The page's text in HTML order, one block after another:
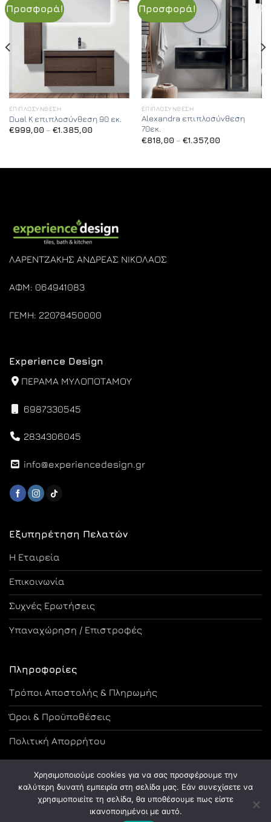
Προσφορά!
ΕΠΙΠΛΟΣΎΝΘΕΣΗ
Dual K επιπλοσύνθεση 90 εκ.
€999,00 – €1.385,00Price
Προσφορά!
ΕΠΙΠΛΟΣΎΝΘΕΣΗ
Alexandra επιπλοσύνθεση
70εκ.
€818,00 – €1.357,00Price
€1.357,00
ΛΑΡΕΝΤΖΑΚΗΣ ΑΝΔΡΕΑΣ ΝΙΚΟΛΑΟΣ
ΑΦΜ: 064941083
ΓΕΜΗ: 22078450000
Εξυπηρέτηση Πελατών
Η Εταιρεία
Επικοινωνία
Συχνές Ερωτήσεις
Υπαναχώρηση / Επιστροφές
Πληροφορίες
Τρόποι Αποστολής & Πληρωμής
Όροι & Προϋποθέσεις
Πολιτική Απορρήτου
Experience Design
ΠΕΡΑΜΑ ΜΥΛΟΠΟΤΑΜΟΥ
6987330545
2834306045
info@experiencedesign.gr
Designed and Developed by Tsama Graphics
Χρησιμοποιούμε cookies για να σας προσφέρουμε την
καλύτερη δυνατή εμπειρία στη σελίδα μας. Εάν συνεχίσετε να
χρησιμοποιείτε τη σελίδα, θα υποθέσουμε πως είστε
ικανοποιημένοι με αυτό.